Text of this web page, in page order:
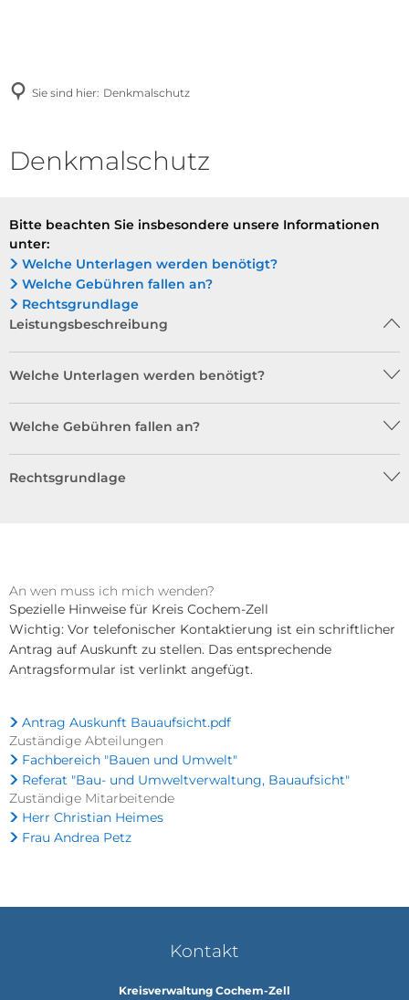
Sie sind hier: Denkmalschutz
Denkmalschutz
Bitte beachten Sie insbesondere unsere Informationen
unter:
Welche Unterlagen werden benötigt?
Welche Gebühren fallen an?
Rechtsgrundlage
Leistungsbeschreibung
Welche Unterlagen werden benötigt?
Welche Gebühren fallen an?
Rechtsgrundlage
An wen muss ich mich wenden?
Spezielle Hinweise für Kreis Cochem-Zell
Wichtig: Vor telefonischer Kontaktierung ist ein schriftlicher
Antrag auf Auskunft zu stellen. Das entsprechende
Antragsformular ist verlinkt angefügt.
Antrag Auskunft Bauaufsicht.pdf
Zuständige Abteilungen
Fachbereich "Bauen und Umwelt"
Referat "Bau- und Umweltverwaltung, Bauaufsicht"
Zuständige Mitarbeitende
Herr Christian Heimes
Frau Andrea Petz
Kontakt
Kreisverwaltung Cochem-Zell